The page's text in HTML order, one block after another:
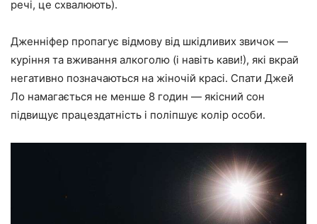
речі, це схвалюють).
Дженніфер пропагує відмову від шкідливих звичок —
куріння та вживання алкоголю (і навіть кави!), які вкрай
негативно позначаються на жіночій красі. Спати Джей
Ло намагається не менше 8 годин — якісний сон
підвищує працездатність і поліпшує колір особи.